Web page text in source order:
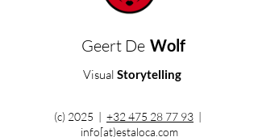
Geert De Wolf
Visual Storytelling
(c) 2025 | +32 475 28 77 93 |
info[at)estaloca.com